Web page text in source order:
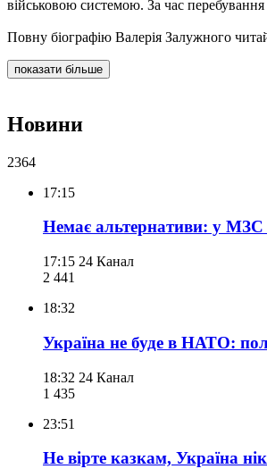
військовою системою. За час
Повну біографію Валерія Залужного
показати більше
Новини
2364
17:15
Немає альтернативи: у
17:15 24 Канал
2 441
18:32
Україна не буде в НАТО:
18:32 24 Канал
1 435
23:51
Не вірте казкам, Україна